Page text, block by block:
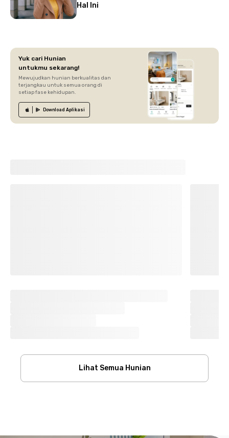
Hal Ini
Yuk cari Hunian
untukmu sekarang!
Mewujudkan hunian berkualitas dan
terjangkau untuk semua orang di
setiap fase kehidupan.
Download Aplikasi
Lihat Semua Hunian